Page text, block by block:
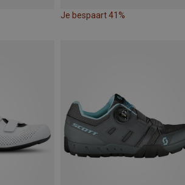
Je bespaart 41%